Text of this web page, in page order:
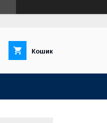
Кошик